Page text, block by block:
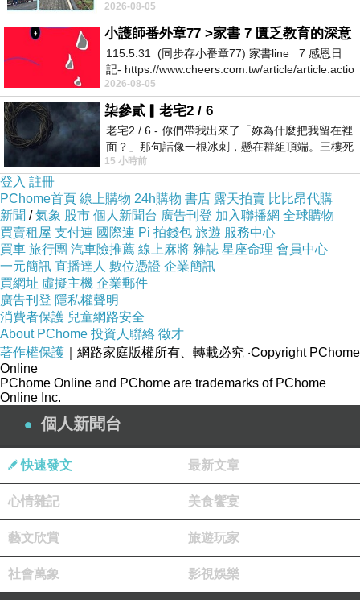
人尋什麼寶？ 人家追尋愛情還
2026-08-05
小護師番外章77 >家書 7 匱乏教育的深意
115.5.31 (同步存小番章77) 家書line 7 感恩日
記- https://www.cheers.com.tw/article/article.actio
2026-08-05
柒參貳▎老宅2 / 6
老宅2 / 6 - 你們帶我出來了「妳為什麼把我留在裡
面？」那句話像一根冰刺，懸在群組頂端。三樓死
死盯著照片裡的人。那個人確實站在
15 小時前
登入 註冊
PChome首頁 線上購物 24h購物 書店 露天拍賣 比比昂代購
新聞 /氣象 股市 個人新聞台 廣告刊登 加入聯播網 全球購物
買賣租屋 支付連 國際連 Pi 拍錢包 旅遊 服務中心
買車 旅行團 汽車險推薦 線上麻將 雜誌 星座命理 會員中心
一元簡訊 直播達人 數位憑證 企業簡訊
買網址 虛擬主機 企業郵件
廣告刊登 隱私權聲明
消費者保護 兒童網路安全
About PChome 投資人聯絡 徵才
著作權保護 ｜網路家庭版權所有、轉載必究 ‧Copyright PChome
Online
PChome Online and PChome are trademarks of PChome
Online Inc.
個人新聞台
快速發文 最新文章
心情雜記 美食饗宴
藝文欣賞 旅遊玩家
社會萬象 影視娛樂